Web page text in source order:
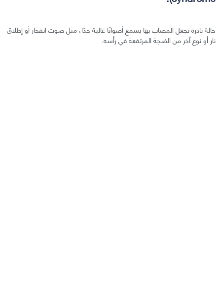
حالة نادرة تجعل المصاب بها يسمع أصواتًا عالية جدًا، مثل صوت انفجار أو إطلاق
نار أو نوع آخر من الضجة المرتفعة في رأسه.